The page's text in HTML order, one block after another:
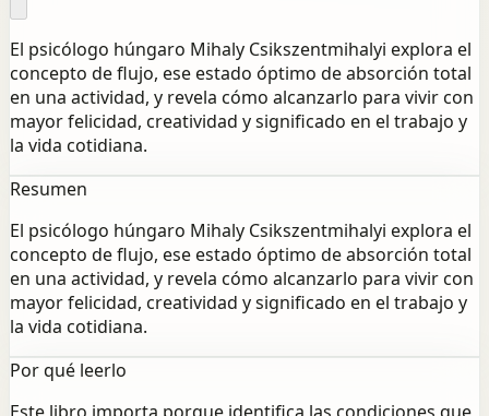
El psicólogo húngaro Mihaly Csikszentmihalyi explora el
concepto de flujo, ese estado óptimo de absorción total
en una actividad, y revela cómo alcanzarlo para vivir con
mayor felicidad, creatividad y significado en el trabajo y
la vida cotidiana.
Resumen
El psicólogo húngaro Mihaly Csikszentmihalyi explora el
concepto de flujo, ese estado óptimo de absorción total
en una actividad, y revela cómo alcanzarlo para vivir con
mayor felicidad, creatividad y significado en el trabajo y
la vida cotidiana.
Por qué leerlo